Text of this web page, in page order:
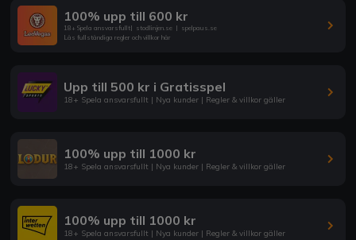
100% upp till 600 kr
18+ Spela ansvarsfullt| stodlinjen.se | spelpaus.se
Läs fullständiga regler och villkor här
Upp till 500 kr i Gratisspel
18+ Spela ansvarsfullt | Nya kunder | Regler & villkor gäller
100% upp till 1000 kr
18+ Spela ansvarsfullt | Nya kunder | Regler & villkor gäller
100% upp till 1000 kr
18+ Spela ansvarsfullt | Nya kunder | Regler & villkor gäller